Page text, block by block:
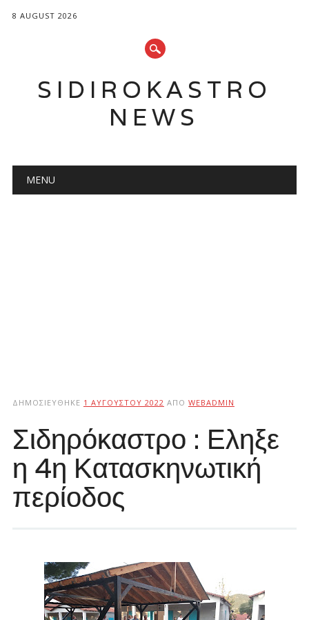
8 AUGUST 2026
SIDIROKASTRO
NEWS
Main menu
MENU
ΔΗΜΟΣΙΕΎΘΗΚΕ 1 ΑΥΓΟΎΣΤΟΥ 2022 ΑΠΌ WEBADMIN
Σιδηρόκαστρο : Εληξε
η 4η Κατασκηνωτική
περίοδος